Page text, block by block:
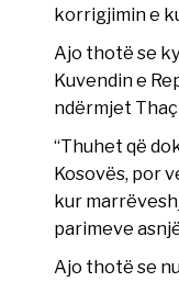
korrigjimin e
Ajo thotë se
Kuvendin e
ndërmjet
“Thuhet që
Kosovës, por
kur
parimeve
Ajo thotë se